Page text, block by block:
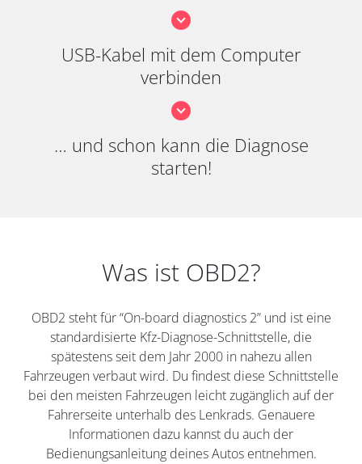
USB-Kabel mit dem Computer
verbinden
… und schon kann die Diagnose
starten!
Was ist OBD2?
OBD2 steht für “On-board diagnostics 2” und ist eine
standardisierte Kfz-Diagnose-Schnittstelle, die
spätestens seit dem Jahr 2000 in nahezu allen
Fahrzeugen verbaut wird. Du findest diese Schnittstelle
bei den meisten Fahrzeugen leicht zugänglich auf der
Fahrerseite unterhalb des Lenkrads. Genauere
Informationen dazu kannst du auch der
Bedienungsanleitung deines Autos entnehmen.